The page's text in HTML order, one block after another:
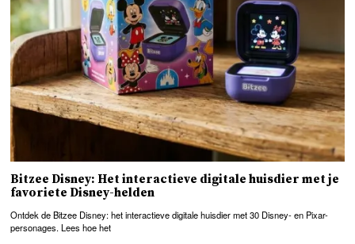
Bitzee Disney: Het interactieve digitale huisdier met je
favoriete Disney-helden
Ontdek de Bitzee Disney: het interactieve digitale huisdier met 30 Disney- en Pixar-
personages. Lees hoe het